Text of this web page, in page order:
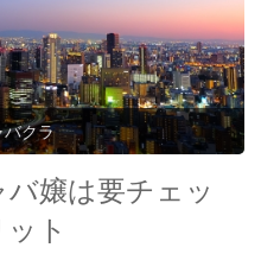
バクラ
嬢は要チェッ
ト